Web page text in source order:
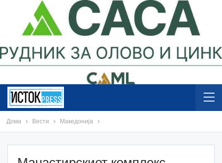
Дома Вести Македонија